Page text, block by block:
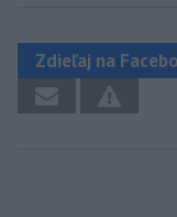
Zdieľaj na